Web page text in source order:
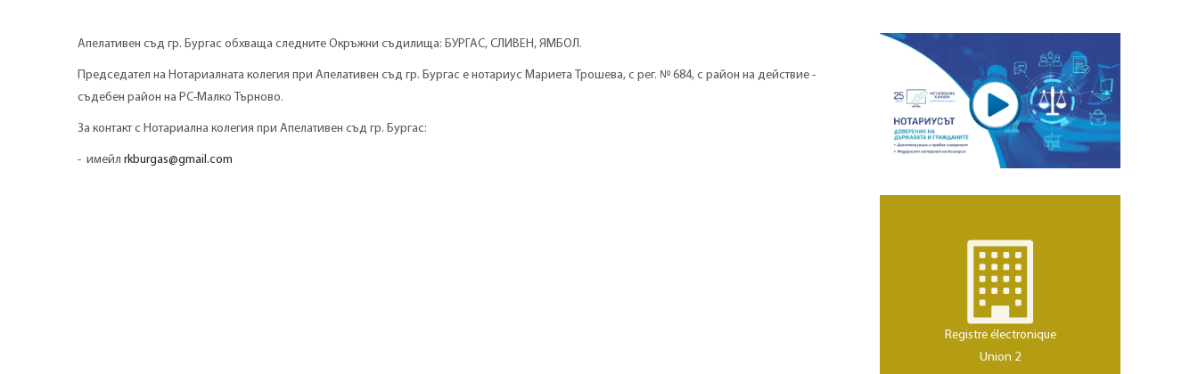
Апелативен съд гр. Бургас обхваща следните Окръжни съдилища: БУРГАС, СЛИВЕН, ЯМБОЛ.
Председател на Нотариалната колегия при Апелативен съд гр. Бургас е нотариус Мариета Трошева, с рег. № 684, с район на действие -
съдебен район на РС-Малко Търново.
За контакт с Нотариална колегия при Апелативен съд гр. Бургас:
- имейл rkburgas@gmail.com
Registre électronique
Union 2